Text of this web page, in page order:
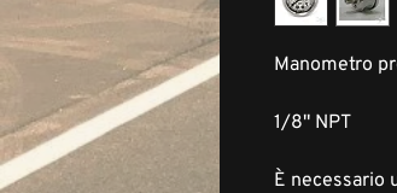
Manometro
1/8" NPT
È necessario